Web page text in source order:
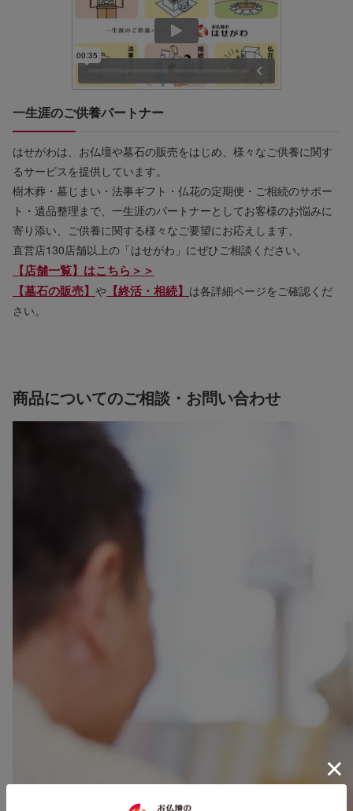
一生涯のご供養パートナー
はせがわは、お仏壇や墓石の販売をはじめ、様々なご供養に関す
るサービスを提供しています。
樹木葬・墓じまい・法事ギフト・仏花の定期便・ご相続のサポー
ト・遺品整理まで、一生涯のパートナーとしてお客様のお悩みに
寄り添い、ご供養に関する様々なご要望にお応えします。
直営店130店舗以上の「はせがわ」にぜひご相談ください。
【店舗一覧】はこちら＞＞
【墓石の販売】 や 【終活・相続】 は各詳細ページをご確認くだ
さい。
商品についてのご相談・お問い合わせ